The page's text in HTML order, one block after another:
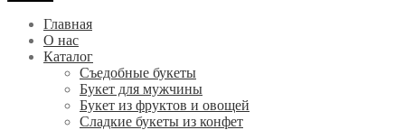
Главная
О нас
Каталог
Съедобные букеты
Букет для мужчины
Букет из фруктов и овощей
Сладкие букеты из конфет